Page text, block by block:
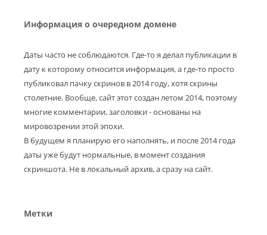
Информация о очередном домене
Даты часто не соблюдаются. Где-то я делал публикации в
дату к которому относится информация, а где-то просто
публиковал пачку скринов в 2014 году, хотя скрины
столетние. Вообще, сайт этот создан летом 2014, поэтому
многие комментарии, заголовки - основаны на
мировозрении этой эпохи.
В будущем я планирую его наполнять, и после 2014 года
даты уже будут нормальные, в момент создания
скриншота. Не в локальный архив, а сразу на сайт.
Метки